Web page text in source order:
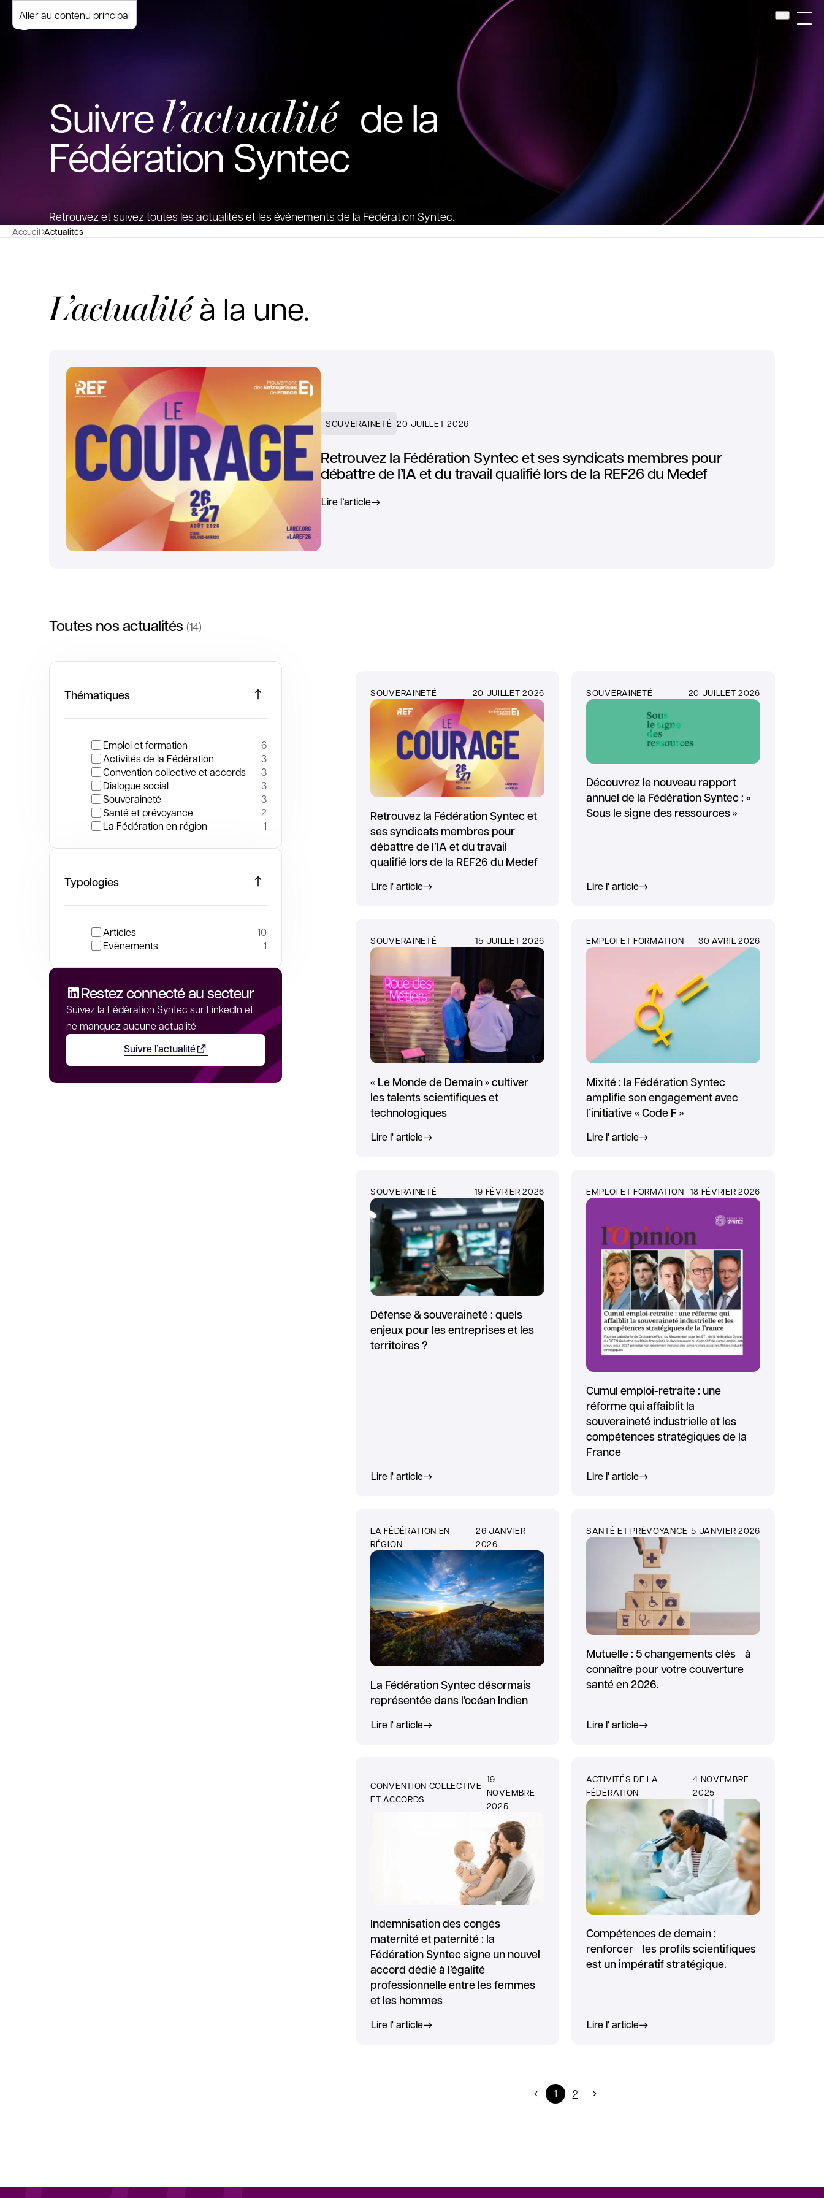
Aller au contenu principal
Suivrel’actualitéde la
Fédération Syntec
Retrouvez et suivez toutes les actualités et les événements de la Fédération Syntec.
Accueil Actualités
L’actualitéà la une.
SOUVERAINETÉ 20 JUILLET 2026
Retrouvez la Fédération Syntec et ses syndicats membres pour
débattre de l’IA et du travail qualifié lors de la REF26 du Medef
Lire l’article
Toutes nos actualités(14)
Thématiques
Emploi et formation
6
Activités de la Fédération
3
Convention collective et accords
3
Dialogue social
3
Souveraineté
3
Santé et prévoyance
2
La Fédération en région
1
Typologies
Articles
10
Evènements
1
Restez connecté au secteur
Suivez la Fédération Syntec sur LinkedIn et
ne manquez aucune actualité
Suivre l’actualitéOuvrir dans un nouvel onglet
SOUVERAINETÉ 20 JUILLET 2026
Retrouvez la Fédération Syntec et
ses syndicats membres pour
débattre de l’IA et du travail
qualifié lors de la REF26 du Medef
Lire l' article
SOUVERAINETÉ 20 JUILLET 2026
Découvrez le nouveau rapport
annuel de la Fédération Syntec : «
Sous le signe des ressources »
Lire l' article
SOUVERAINETÉ 15 JUILLET 2026
« Le Monde de Demain » cultiver
les talents scientifiques et
technologiques
Lire l' article
EMPLOI ET FORMATION 30 AVRIL 2026
Mixité : la Fédération Syntec
amplifie son engagement avec
l’initiative « Code F »
Lire l' article
SOUVERAINETÉ 19 FÉVRIER 2026
Défense & souveraineté : quels
enjeux pour les entreprises et les
territoires ?
Lire l' article
EMPLOI ET FORMATION 18 FÉVRIER 2026
Cumul emploi-retraite : une
réforme qui affaiblit la
souveraineté industrielle et les
compétences stratégiques de la
France
Lire l' article
LA FÉDÉRATION EN
RÉGION
26 JANVIER
2026
La Fédération Syntec désormais
représentée dans l’océan Indien
Lire l' article
SANTÉ ET PRÉVOYANCE 5 JANVIER 2026
Mutuelle : 5 changements clés à
connaître pour votre couverture
santé en 2026.
Lire l' article
CONVENTION COLLECTIVE
ET ACCORDS
19
NOVEMBRE
2025
Indemnisation des congés
maternité et paternité : la
Fédération Syntec signe un nouvel
accord dédié à l’égalité
professionnelle entre les femmes
et les hommes
Lire l' article
ACTIVITÉS DE LA
FÉDÉRATION
4 NOVEMBRE
2025
Compétences de demain :
renforcer les profils scientifiques
est un impératif stratégique.
Lire l' article
1 2